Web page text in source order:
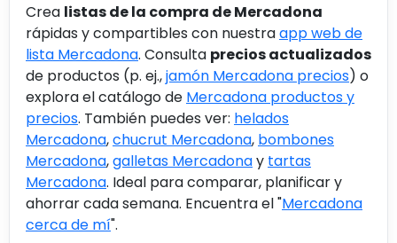
Crea listas de la compra de Mercadona
rápidas y compartibles con nuestraapp web de
lista Mercadona. Consulta precios actualizados
de productos (p. ej.,jamón Mercadona precios) o
explora el catálogo de Mercadona productos y
precios. También puedes ver: helados
Mercadona,chucrut Mercadona, bombones
Mercadona,galletas Mercadonay tartas
Mercadona. Ideal para comparar, planificar y
ahorrar cada semana. Encuentra el "Mercadona
cerca de mí".